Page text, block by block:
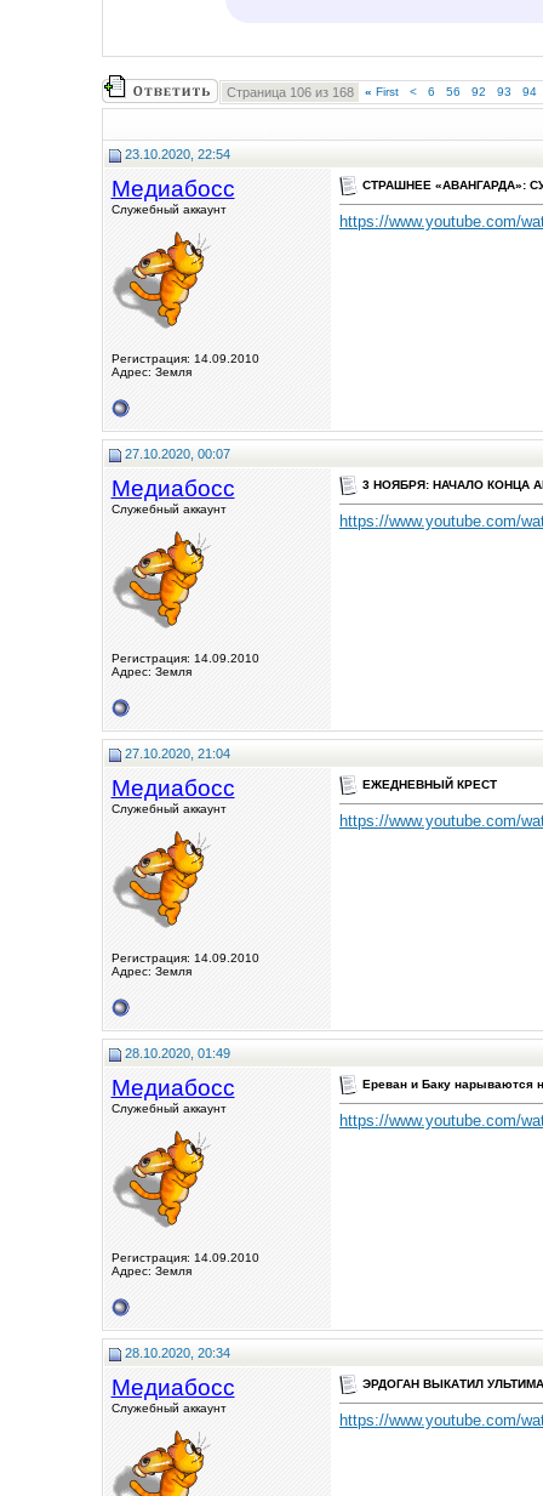
Страница 106 из 168 « First < 6 56 92 93 94
23.10.2020, 22:54
Медиабосс
Служебный аккаунт
Регистрация: 14.09.2010
Адрес: Земля
СТРАШНЕЕ «АВАНГАРДА»:
https://www.youtube.com/
27.10.2020, 00:07
Медиабосс
Служебный аккаунт
Регистрация: 14.09.2010
Адрес: Земля
3 НОЯБРЯ: НАЧАЛО КОНЦА
https://www.youtube.com/
27.10.2020, 21:04
Медиабосс
Служебный аккаунт
Регистрация: 14.09.2010
Адрес: Земля
ЕЖЕДНЕВНЫЙ КРЕСТ
https://www.youtube.com/
28.10.2020, 01:49
Медиабосс
Служебный аккаунт
Регистрация: 14.09.2010
Адрес: Земля
Ереван и Баку нарываются
https://www.youtube.com/
28.10.2020, 20:34
Медиабосс
Служебный аккаунт
ЭРДОГАН ВЫКАТИЛ
https://www.youtube.com/